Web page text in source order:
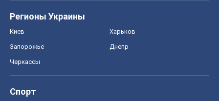
Регионы Украины
Киев Харьков
Запорожье Днепр
Черкассы
Спорт